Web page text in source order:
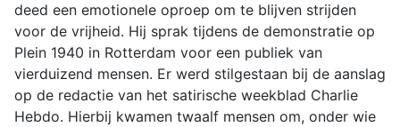
deed een emotionele oproep om te blijven strijden
voor de vrijheid. Hij sprak tijdens de demonstratie op
Plein 1940 in Rotterdam voor een publiek van
vierduizend mensen. Er werd stilgestaan bij de aanslag
op de redactie van het satirische weekblad Charlie
Hebdo. Hierbij kwamen twaalf mensen om, onder wie